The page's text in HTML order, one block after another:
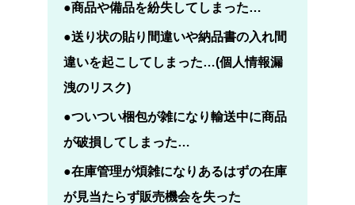
●商品や備品を紛失してしまった…
●送り状の貼り間違いや納品書の入れ間
違いを起こしてしまった…(個人情報漏
洩のリスク)
●ついつい梱包が雑になり輸送中に商品
が破損してしまった…
●在庫管理が煩雑になりあるはずの在庫
が見当たらず販売機会を失った